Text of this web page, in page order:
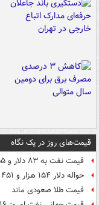
قیمت‌های روز در یک نگاه
قیمت نفت به ۸۳ دلار و ۵۵ سنت در هر بشکه رسید
حواله دلار ۱۵۴ هزار و ۴۵۱ تومان شد
قیمت طلا صعودی ماند